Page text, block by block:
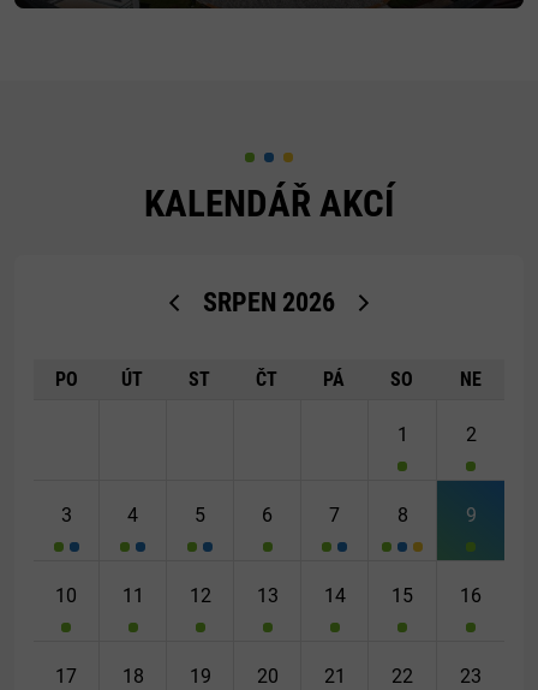
KALENDÁŘ AKCÍ
<Dříve
SRPEN 2026
PO ÚT ST ČT PÁ SO NE
1 2
3 4 5 6 7 8 9
10 11 12 13 14 15 16
17 18 19 20 21 22 23